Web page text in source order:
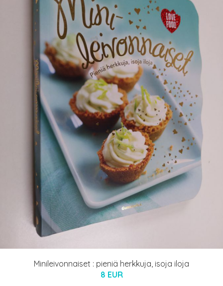
Minileivonnaiset : pieniä herkkuja, isoja iloja
8 EUR